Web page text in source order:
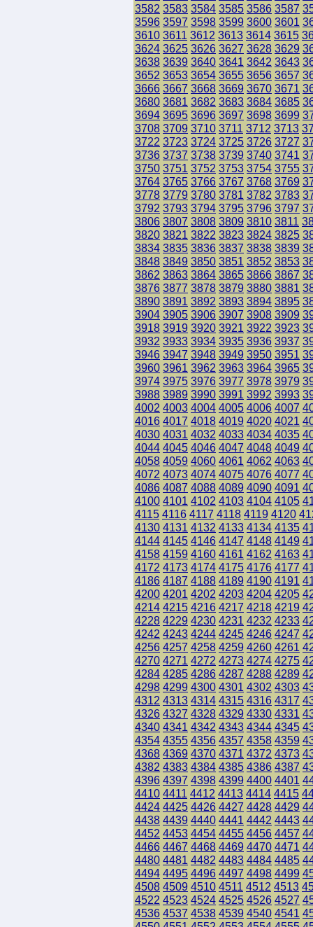
3582 3583 3584 3585 3586 3587
3596 3597 3598 3599 3600 3601
3610 3611 3612 3613 3614 3615
3624 3625 3626 3627 3628 3629
3638 3639 3640 3641 3642 3643
3652 3653 3654 3655 3656 3657
3666 3667 3668 3669 3670 3671
3680 3681 3682 3683 3684 3685
3694 3695 3696 3697 3698 3699
3708 3709 3710 3711 3712 3713
3722 3723 3724 3725 3726 3727
3736 3737 3738 3739 3740 3741
3750 3751 3752 3753 3754 3755
3764 3765 3766 3767 3768 3769
3778 3779 3780 3781 3782 3783
3792 3793 3794 3795 3796 3797
3806 3807 3808 3809 3810 3811
3820 3821 3822 3823 3824 3825
3834 3835 3836 3837 3838 3839
3848 3849 3850 3851 3852 3853
3862 3863 3864 3865 3866 3867
3876 3877 3878 3879 3880 3881
3890 3891 3892 3893 3894 3895
3904 3905 3906 3907 3908 3909
3918 3919 3920 3921 3922 3923
3932 3933 3934 3935 3936 3937
3946 3947 3948 3949 3950 3951
3960 3961 3962 3963 3964 3965
3974 3975 3976 3977 3978 3979
3988 3989 3990 3991 3992 3993
4002 4003 4004 4005 4006 4007
4016 4017 4018 4019 4020 4021
4030 4031 4032 4033 4034 4035
4044 4045 4046 4047 4048 4049
4058 4059 4060 4061 4062 4063
4072 4073 4074 4075 4076 4077
4086 4087 4088 4089 4090 4091
4100 4101 4102 4103 4104 4105
4115 4116 4117 4118 4119 4120
4130 4131 4132 4133 4134 4135
4144 4145 4146 4147 4148 4149
4158 4159 4160 4161 4162 4163
4172 4173 4174 4175 4176 4177
4186 4187 4188 4189 4190 4191
4200 4201 4202 4203 4204 4205
4214 4215 4216 4217 4218 4219
4228 4229 4230 4231 4232 4233
4242 4243 4244 4245 4246 4247
4256 4257 4258 4259 4260 4261
4270 4271 4272 4273 4274 4275
4284 4285 4286 4287 4288 4289
4298 4299 4300 4301 4302 4303
4312 4313 4314 4315 4316 4317
4326 4327 4328 4329 4330 4331
4340 4341 4342 4343 4344 4345
4354 4355 4356 4357 4358 4359
4368 4369 4370 4371 4372 4373
4382 4383 4384 4385 4386 4387
4396 4397 4398 4399 4400 4401
4410 4411 4412 4413 4414 4415
4424 4425 4426 4427 4428 4429
4438 4439 4440 4441 4442 4443
4452 4453 4454 4455 4456 4457
4466 4467 4468 4469 4470 4471
4480 4481 4482 4483 4484 4485
4494 4495 4496 4497 4498 4499
4508 4509 4510 4511 4512 4513
4522 4523 4524 4525 4526 4527
4536 4537 4538 4539 4540 4541